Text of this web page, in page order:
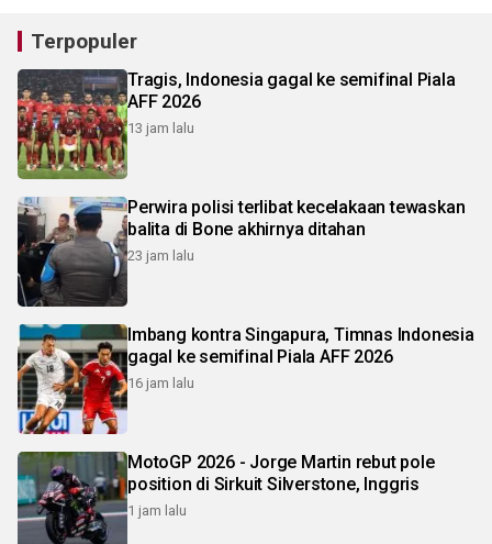
Terpopuler
Tragis, Indonesia gagal ke semifinal Piala
AFF 2026
13 jam lalu
Perwira polisi terlibat kecelakaan tewaskan
balita di Bone akhirnya ditahan
23 jam lalu
Imbang kontra Singapura, Timnas Indonesia
gagal ke semifinal Piala AFF 2026
16 jam lalu
MotoGP 2026 - Jorge Martin rebut pole
position di Sirkuit Silverstone, Inggris
1 jam lalu